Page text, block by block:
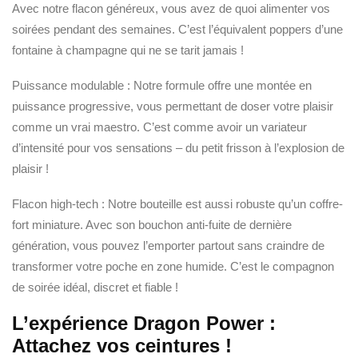
Avec notre flacon généreux, vous avez de quoi alimenter vos
soirées pendant des semaines. C’est l’équivalent poppers d’une
fontaine à champagne qui ne se tarit jamais !
Puissance modulable : Notre formule offre une montée en
puissance progressive, vous permettant de doser votre plaisir
comme un vrai maestro. C’est comme avoir un variateur
d’intensité pour vos sensations – du petit frisson à l’explosion de
plaisir !
Flacon high-tech : Notre bouteille est aussi robuste qu’un coffre-
fort miniature. Avec son bouchon anti-fuite de dernière
génération, vous pouvez l’emporter partout sans craindre de
transformer votre poche en zone humide. C’est le compagnon
de soirée idéal, discret et fiable !
L’expérience Dragon Power :
Attachez vos ceintures !